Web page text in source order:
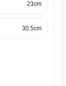
23cm
30.5cm